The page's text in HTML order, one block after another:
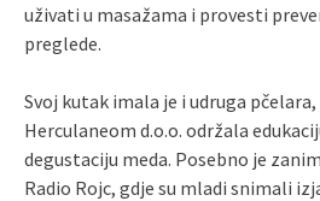
uživati u masažama i provesti
preglede.
Svoj kutak imala je i udruga
Herculaneom d.o.o. održala
degustaciju meda. Posebno je
Radio Rojc, gdje su mladi snimali